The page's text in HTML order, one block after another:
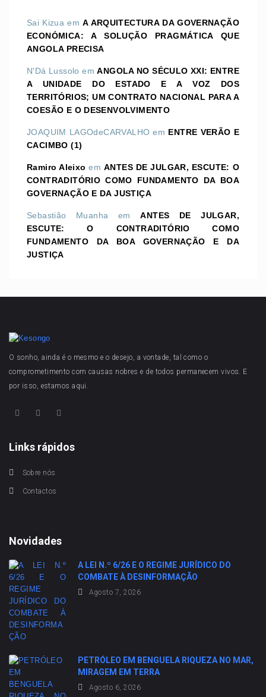
Sai Kizua emA ARQUITECTURA DA GOVERNAÇÃO
ECONÓMICA: A SOLUÇÃO PRAGMÁTICA QUE
ANGOLA PRECISA
N'Dá Lussolo emANGOLA NO SÉCULO XXI: ENTRE
A UNIDADE DO ESTADO E A VOZ DOS
TERRITÓRIOS; UM CONTRATO NACIONAL PARA A
COESÃO E O DESENVOLVIMENTO
JOAQUIM LAGOdeCARVALHO em ENTRE VERÃO E
CACIMBO (1)
Ramiro Aleixo emANTES DE JULGAR, ESCUTE: O
CONTRADITÓRIO COMO FUNDAMENTO DA BOA
GOVERNAÇÃO E DA JUSTIÇA
Sebastião Muanha emANTES DE JULGAR,
ESCUTE: O CONTRADITÓRIO COMO
FUNDAMENTO DA BOA GOVERNAÇÃO E DA
JUSTIÇA
O sonho, ainda é o mesmo e o desejo, a vontade, tal como o
comprometimento com causas nobres e de todos permanecem vivos. E
por isso, estamos aqui.
Links rápidos
Sobre nós
Contactos
Novidades
A LEI N.º 6/26 E O REGIME JURÍDICO DO
COMBATE À DESINFORMAÇÃO
Agosto 7, 2026
PETRÓLEO EM BENGUELA RIQUEZA NO MAR,
MIRAGEM EM TERRA
Agosto 6, 2026